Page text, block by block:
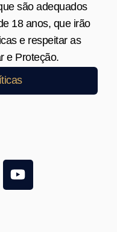
são adequados
18 anos, que irão
e respeitar as
e Proteção.
Y
o